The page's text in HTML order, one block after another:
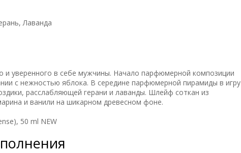
Лаванда
и уверенного в себе мужчины. Начало парфюмерной композиции
с нежностью яблока. В середине парфюмерной пирамиды в игру
расслабляющей герани и лаванды. Шлейф соткан из
и ванили на шикарном древесном фоне.
50 ml NEW